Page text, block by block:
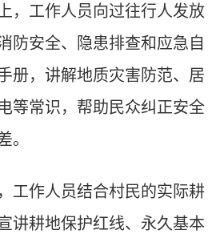
工作人员向过往行人发放
防安全、隐患排查和应急自
册，讲解地质灾害防范、居
等常识，帮助民众纠正安全
。
作人员结合村民的实际耕
讲耕地保护红线、永久基本